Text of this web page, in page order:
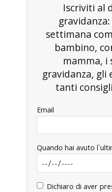
Iscriviti al
settimana
bambino,
mamma, i
gravidanza, gli
tanti
Email
Quando hai avuto
Dichiaro di aver